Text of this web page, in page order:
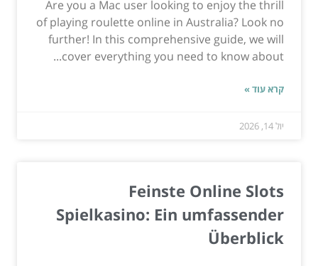
Are you a Mac user looking to enjoy the thrill
of playing roulette online in Australia? Look no
further! In this comprehensive guide, we will
cover everything you need to know about...
קרא עוד »
יול 14, 2026
Feinste Online Slots
Spielkasino: Ein umfassender
Überblick